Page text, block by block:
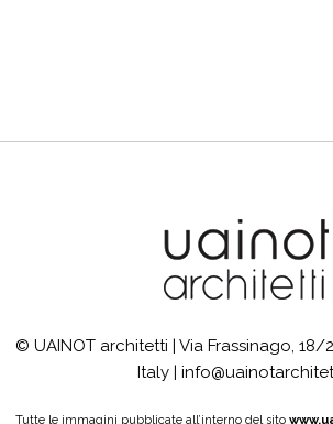
© UAINOT architetti | Via Frassinago,
Italy |
Tutte le immagini pubblicate all’interno del sito